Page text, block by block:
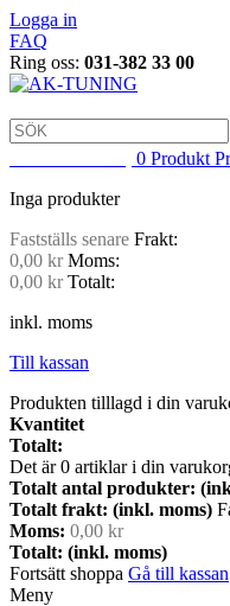
Logga in
FAQ
Ring oss: 031-382 33 00
0 Produkt
Inga produkter
Fastställs senare Frakt:
0,00 kr Moms:
0,00 kr Totalt:
inkl. moms
Till kassan
Produkten tilllagd i din
Kvantitet
Totalt:
Det är0 artiklar i din
Totalt antal produkter:
Totalt frakt: (inkl. moms)
Moms: 0,00 kr
Totalt: (inkl. moms)
Fortsätt shoppa Gå till kassan
Meny